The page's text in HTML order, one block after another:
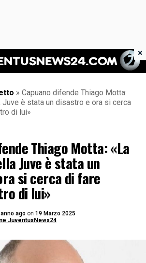
Juventus News 24
» Capuano difende Thiago Motta:
è stata un disastro e ora si cerca
di lui»
Thiago Motta: «La
Juve è stata un
si cerca di fare
di lui»
ago on 19 Marzo 2025
JuventusNews24
×